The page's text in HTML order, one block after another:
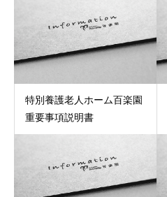
特別養護老人ホーム百楽園
重要事項説明書